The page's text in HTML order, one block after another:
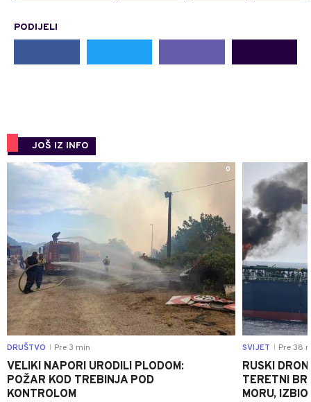
PODIJELI
JOŠ IZ INFO
0
DRUŠTVO Pre 3 min
VELIKI NAPORI URODILI PLODOM:
POŽAR KOD TREBINJA POD
KONTROLOM
SVIJET Pre 38
RUSKI
TERETNI
MORU,